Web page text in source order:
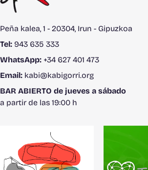
Peña kalea, 1 - 20304, Irun - Gipuzkoa
Tel: 943 635 333
WhatsApp: +34 627 401 473
Email: kabi@kabigorri.org
BAR ABIERTO de jueves a sábado
a partir de las 19:00 h